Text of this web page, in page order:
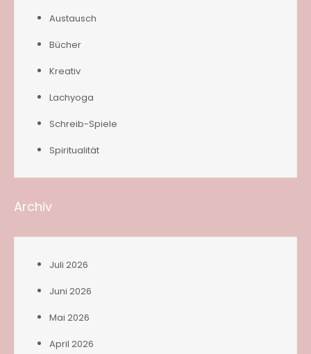
Austausch
Bücher
Kreativ
Lachyoga
Schreib-Spiele
Spiritualität
Archiv
Juli 2026
Juni 2026
Mai 2026
April 2026